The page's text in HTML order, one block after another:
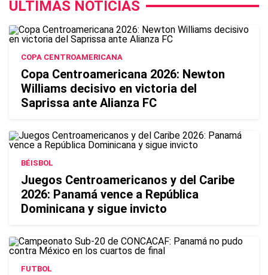
ÚLTIMAS NOTICIAS
COPA CENTROAMERICANA
Copa Centroamericana 2026: Newton
Williams decisivo en victoria del
Saprissa ante Alianza FC
BÉISBOL
Juegos Centroamericanos y del Caribe
2026: Panamá vence a República
Dominicana y sigue invicto
FUTBOL